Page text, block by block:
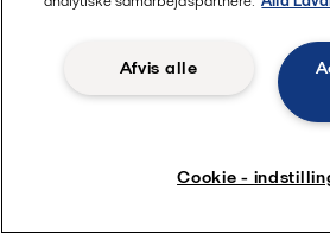
producenten har dimensioneret
pladevarmeveksleren i
AHRI LLHE-
Dette er meget enkelt. Kunderne kan
kontrollere størrelsen – gratis!
Afvis alle
Cookie -